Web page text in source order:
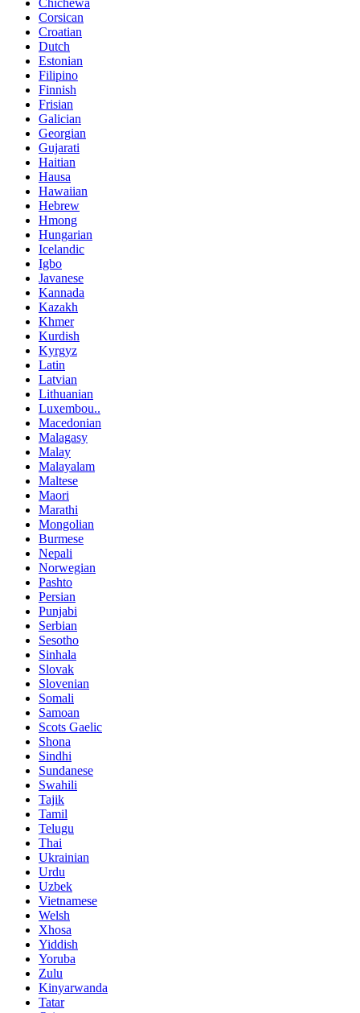
Chichewa
Corsican
Croatian
Dutch
Estonian
Filipino
Finnish
Frisian
Galician
Georgian
Gujarati
Haitian
Hausa
Hawaiian
Hebrew
Hmong
Hungarian
Icelandic
Igbo
Javanese
Kannada
Kazakh
Khmer
Kurdish
Kyrgyz
Latin
Latvian
Lithuanian
Luxembou..
Macedonian
Malagasy
Malay
Malayalam
Maltese
Maori
Marathi
Mongolian
Burmese
Nepali
Norwegian
Pashto
Persian
Punjabi
Serbian
Sesotho
Sinhala
Slovak
Slovenian
Somali
Samoan
Scots Gaelic
Shona
Sindhi
Sundanese
Swahili
Tajik
Tamil
Telugu
Thai
Ukrainian
Urdu
Uzbek
Vietnamese
Welsh
Xhosa
Yiddish
Yoruba
Zulu
Kinyarwanda
Tatar